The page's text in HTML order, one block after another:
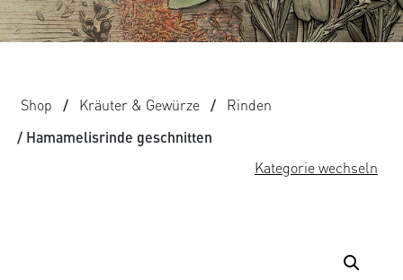
Shop / Kräuter & Gewürze / Rinden
/ Hamamelisrinde geschnitten
Kategorie wechseln